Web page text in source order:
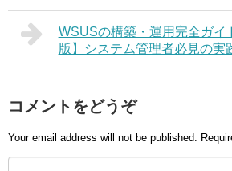
WSUSの構築・運用完全ガイ
版】システム管理者必見の実
コメントをどうぞ
Your email address will not be published.